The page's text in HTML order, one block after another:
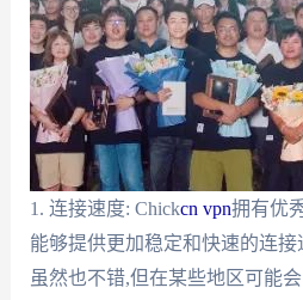
1. 连接速度: Chickcn vpn拥有优
能够提供更加稳定和快速的连
虽然也不错,但在某些地区可能